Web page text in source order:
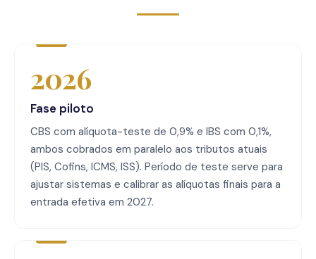
2026
Fase piloto
CBS com alíquota-teste de 0,9% e IBS com 0,1%,
ambos cobrados em paralelo aos tributos atuais
(PIS, Cofins, ICMS, ISS). Período de teste serve para
ajustar sistemas e calibrar as alíquotas finais para a
entrada efetiva em 2027.